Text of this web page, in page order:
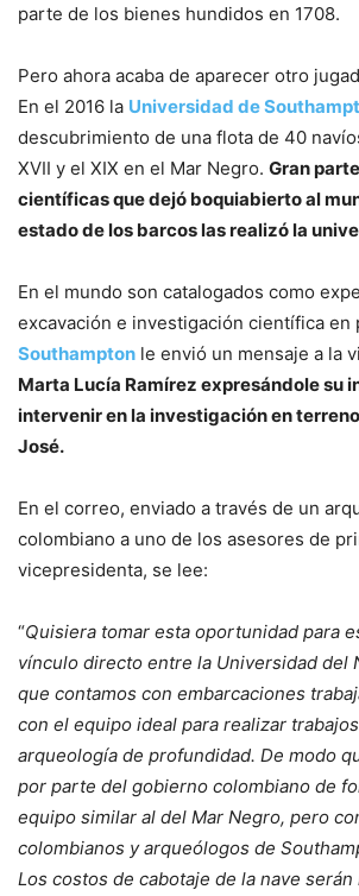
parte de los bienes hundidos en 1708.
Pero ahora acaba de aparecer otro
En el 2016 la Universidad de
descubrimiento de una flota de 40
XVII y el XIX en el Mar Negro. Gran
científicas que dejó boquiabierto al
estado de los barcos las realizó la
En el mundo son catalogados como
excavación e investigación científica en
Southampton le envió un mensaje a la
Marta Lucía Ramírez expresándole su
intervenir en la investigación en
José.
En el correo, enviado a través de un
colombiano a uno de los asesores de
vicepresidenta, se lee:
“Quisiera tomar esta oportunidad para
vínculo directo entre la Universidad del
que contamos con embarcaciones
con el equipo ideal para realizar
arqueología de profundidad. De modo
por parte del gobierno colombiano de
equipo similar al del Mar Negro, pero
colombianos y arqueólogos de
Los costos de cabotaje de la nave